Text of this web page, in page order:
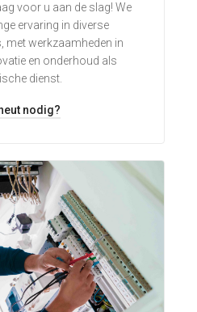
voor u aan de slag! We
ervaring in diverse
met werkzaamheden in
en onderhoud als
dienst.
nodig?